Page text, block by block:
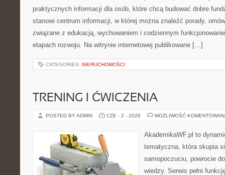
praktycznych informacji dla osób, które chcą budować dobre
stanowi centrum informacji, w której można znaleźć porady,
związane z edukacją, wychowaniem i codziennym
etapach rozwoju. Na witrynie internetowej publikowane […]
CATEGORIES: NIERUCHOMOŚCI
TRENING I ĆWICZENIA
POSTED BY ADMIN CZE - 2 - 2026 MOŻLIWOŚĆ
AkademikaWF.pl to
tematyczna, która skupia
samopoczuciu, powrocie
wiedzy. Serwis pełni